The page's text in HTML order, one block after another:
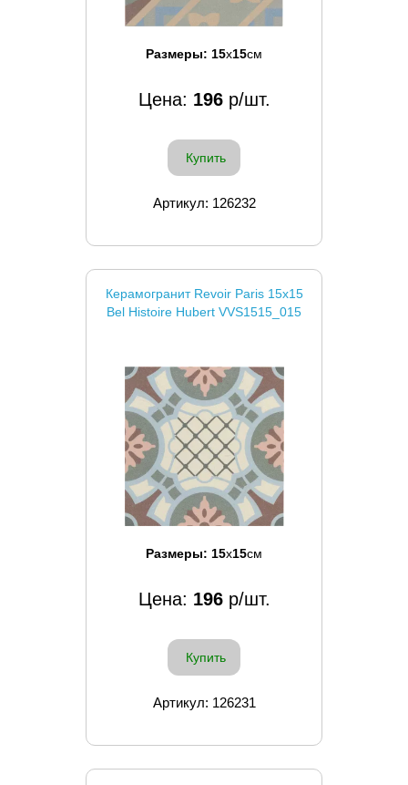
Размеры: 15x15см
Цена: 196р/шт.
Купить
Артикул: 126232
Керамогранит Revoir Paris 15x15
Bel Histoire Hubert VVS1515_015
Размеры: 15x15см
Цена: 196р/шт.
Купить
Артикул: 126231